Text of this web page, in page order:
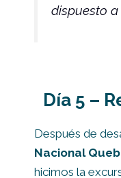
dispuesto
Día 5 –
Después de
Nacional
hicimos la